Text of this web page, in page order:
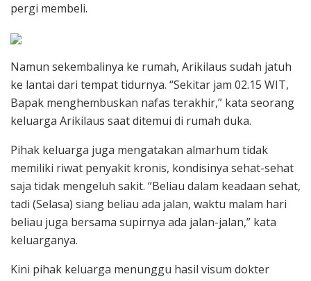
pergi membeli.
Namun sekembalinya ke rumah, Arikilaus sudah jatuh
ke lantai dari tempat tidurnya. “Sekitar jam 02.15 WIT,
Bapak menghembuskan nafas terakhir,” kata seorang
keluarga Arikilaus saat ditemui di rumah duka.
Pihak keluarga juga mengatakan almarhum tidak
memiliki riwat penyakit kronis, kondisinya sehat-sehat
saja tidak mengeluh sakit. “Beliau dalam keadaan sehat,
tadi (Selasa) siang beliau ada jalan, waktu malam hari
beliau juga bersama supirnya ada jalan-jalan,” kata
keluarganya.
Kini pihak keluarga menunggu hasil visum dokter